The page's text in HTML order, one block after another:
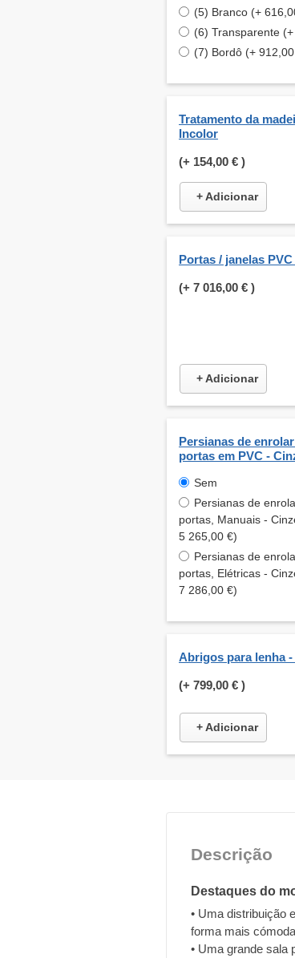
(5) Branco (+
(6) Transparente
(7) Bordô (+
Tratamento da
Incolor
(+ 154,00 € )
+ Adicionar
Portas / janelas
(+ 7 016,00 € )
+ Adicionar
Persianas de
portas em PVC -
Sem
Persianas de
portas, Manuais -
5 265,00 €)
Persianas de
portas, Elétricas -
7 286,00 €)
Abrigos para lenha -
(+ 799,00 € )
+ Adicionar
Descrição
Destaques do
• Uma distribuição
forma mais
• Uma grande sala